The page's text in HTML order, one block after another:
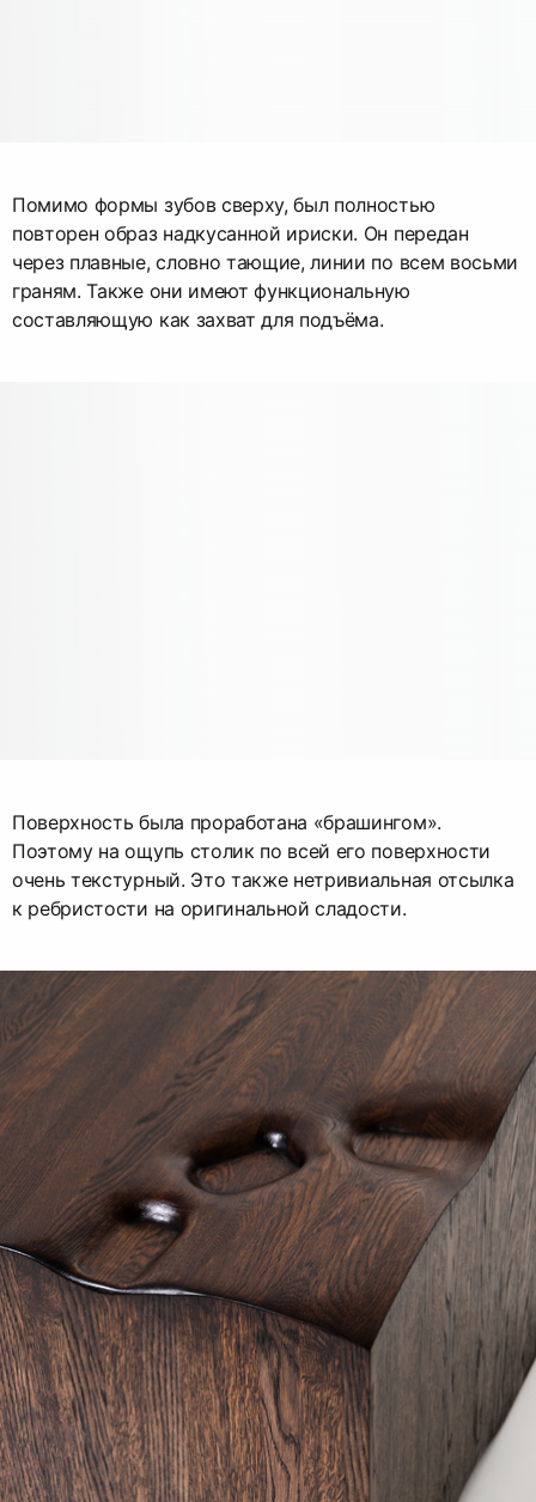
Помимо формы зубов сверху, был полностью
повторен образ надкусанной ириски. Он передан
через плавные, словно тающие, линии по всем восьми
граням. Также они имеют функциональную
составляющую как захват для подъёма.
Поверхность была проработана «брашингом».
Поэтому на ощупь столик по всей его поверхности
очень текстурный. Это также нетривиальная отсылка
к ребристости на оригинальной сладости.